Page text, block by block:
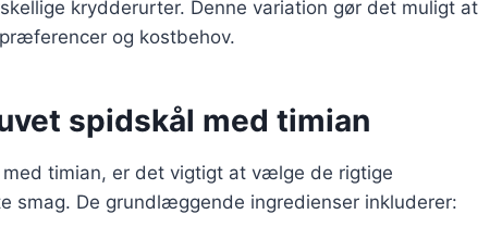
krydderurter. Denne variation gør det muligt at
og kostbehov.
spidskål med timian
timian, er det vigtigt at vælge de rigtige
smag. De grundlæggende ingredienser inkluderer: